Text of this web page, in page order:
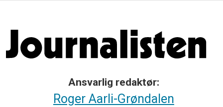
Ansvarlig redaktør:
Roger Aarli-Grøndalen